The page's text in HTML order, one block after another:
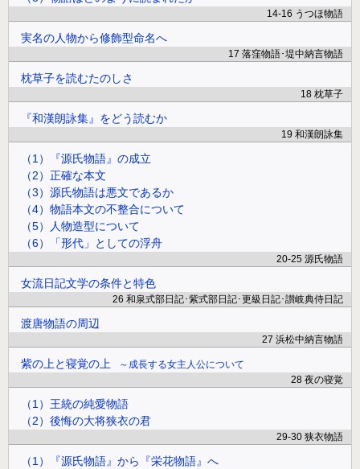
14-16 うつほ物語
実名の人物から修飾型命名へ
17 落窪物語･堤中納言物語
枕草子を読むたのしさ
18 枕草子
『和漢朗詠集』をどう読むか
19 和漢朗詠集
（1）『源氏物語』の成立
（2）正確な本文
（3）源氏物語は悪文であるか
（4）物語本文の不整合について
（5）人物造型について
（6）「形代」としての浮舟
20-25 源氏物語
女流日記文学の条件と特色
26 和泉式部日記･紫式部日記･更級日記･讃岐典侍日記
渡唐物語の周辺
27 浜松中納言物語
紫の上と寝覚の上
成長する女主人公について
28 夜の寝覚
（1）王統の純愛物語
（2）後悔の大将狭衣の君
29-30 狭衣物語
（1）『源氏物語』から『栄花物語』へ